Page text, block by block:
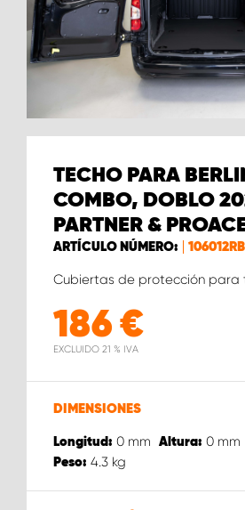
TECHO PARA
COMBO, DOBLO
PARTNER &
ARTÍCULO NÚMERO: 106012RB
Cubiertas de protección para
186 €
EXCLUIDO 21 % IVA
DIMENSIONES
Longitud: 0 mm Altura: 0 mm
Peso: 4.3 kg